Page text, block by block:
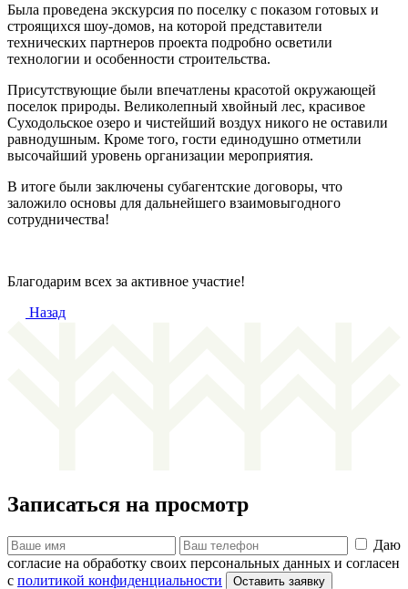
Была проведена экскурсия по поселку с показом готовых и
строящихся шоу-домов, на которой представители
технических партнеров проекта подробно осветили
технологии и особенности строительства.
Присутствующие были впечатлены красотой окружающей
поселок природы. Великолепный хвойный лес, красивое
Суходольское озеро и чистейший воздух никого не оставили
равнодушным. Кроме того, гости единодушно отметили
высочайший уровень организации мероприятия.
В итоге были заключены субагентские договоры, что
заложило основы для дальнейшего взаимовыгодного
сотрудничества!
Благодарим всех за активное участие!
Назад
Записаться на просмотр
Даю
согласие на обработку своих персональных данных и согласен
с политикой конфиденциальности